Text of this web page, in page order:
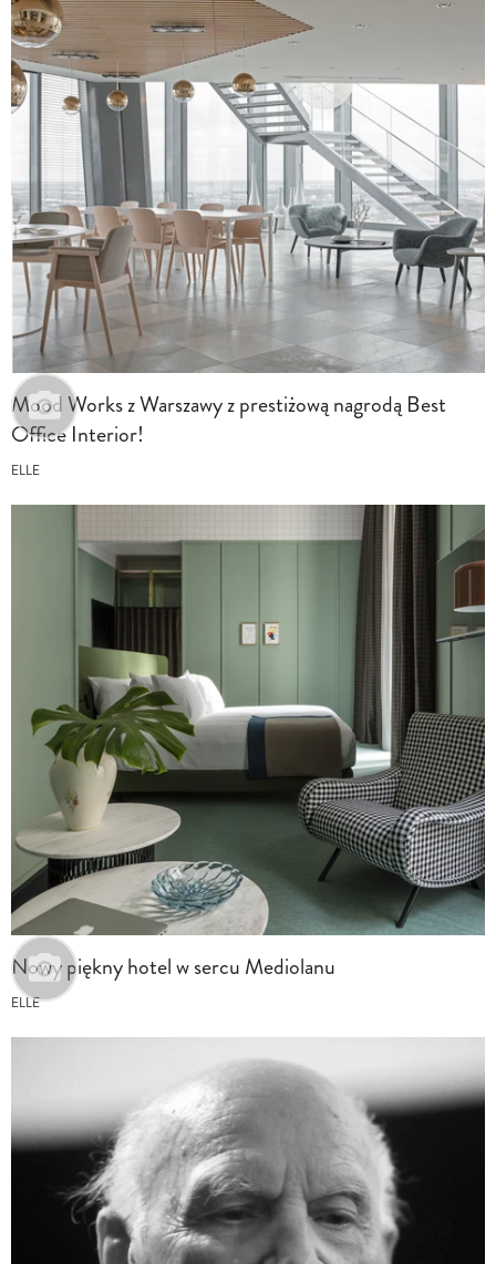
Mood Works z Warszawy z prestiżową nagrodą Best
Office Interior!
ELLE
Nowy piękny hotel w sercu Mediolanu
ELLE